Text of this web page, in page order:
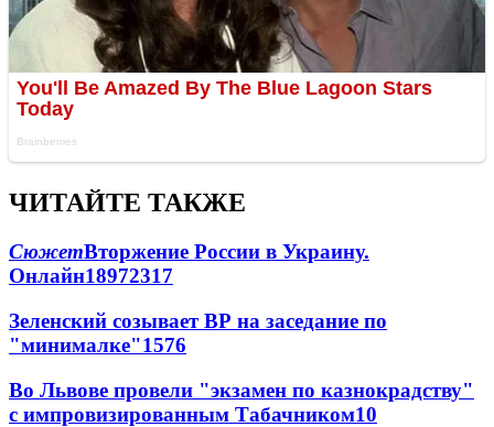
ЧИТАЙТЕ ТАКЖЕ
СюжетВторжение России в Украину.
Онлайн18972317
Зеленский созывает ВР на заседание по
"минималке"1576
Во Львове провели "экзамен по казнокрадству"
с импровизированным Табачником10